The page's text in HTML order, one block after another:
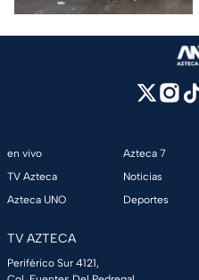
en vivo
TV Azteca
Azteca UNO
Azteca 7
Noticias
Deportes
TV AZTECA
Periférico Sur 4121,